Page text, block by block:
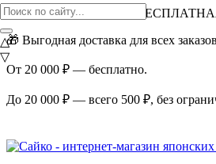
ВНИМАНИЕ АКЦИЯ!
🎁 Выгодная доставка для всех
От 20 000 ₽ — бесплатно.
До 20 000 ₽ — всего 500 ₽, без
△
▽